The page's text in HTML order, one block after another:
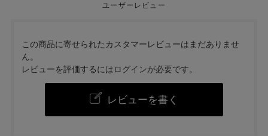
ユーザーレビュー
この商品に寄せられたカスタマーレビューはまだありませ
ん。
レビューを評価するにはログインが必要です。
レビューを書く